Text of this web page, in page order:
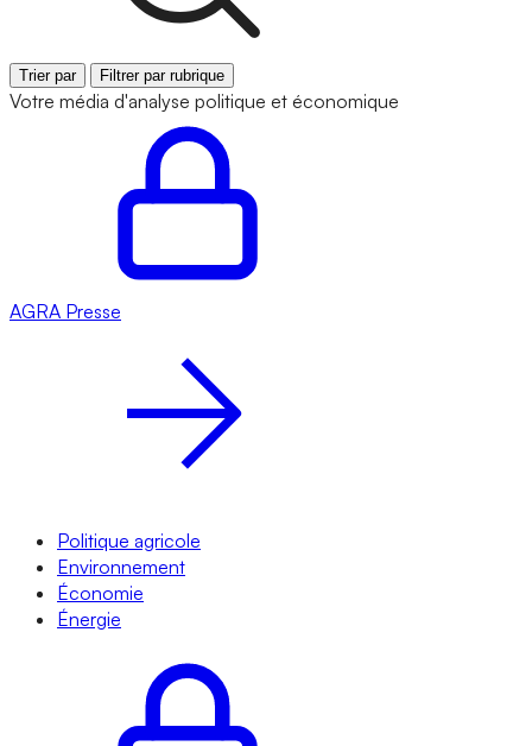
Trier par Filtrer par rubrique
Votre média d'analyse politique et économique
AGRA Presse
Politique agricole
Environnement
Économie
Énergie